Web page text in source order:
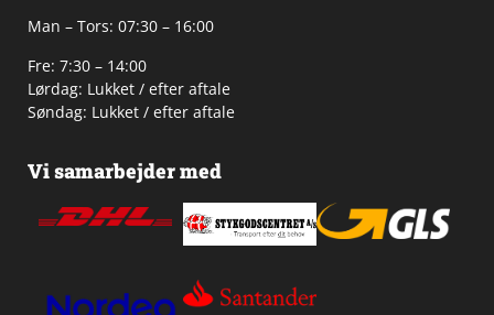
Man – Tors: 07:30 – 16:00
Fre: 7:30 – 14:00
Lørdag: Lukket / efter aftale
Søndag: Lukket / efter aftale
Vi samarbejder med